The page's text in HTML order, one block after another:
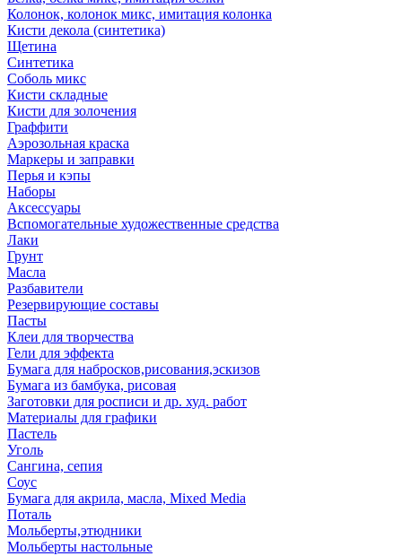
Колонок, колонок микс, имитация колонка
Кисти декола (синтетика)
Щетина
Синтетика
Соболь микс
Кисти складные
Кисти для золочения
Граффити
Аэрозольная краска
Маркеры и заправки
Перья и кэпы
Наборы
Аксессуары
Вспомогательные художественные средства
Лаки
Грунт
Масла
Разбавители
Резервирующие составы
Пасты
Клеи для творчества
Гели для эффекта
Бумага для набросков,рисования,эскизов
Бумага из бамбука, рисовая
Заготовки для росписи и др. худ. работ
Материалы для графики
Пастель
Уголь
Сангина, сепия
Соус
Бумага для акрила, масла, Mixed Media
Поталь
Мольберты,этюдники
Мольберты настольные